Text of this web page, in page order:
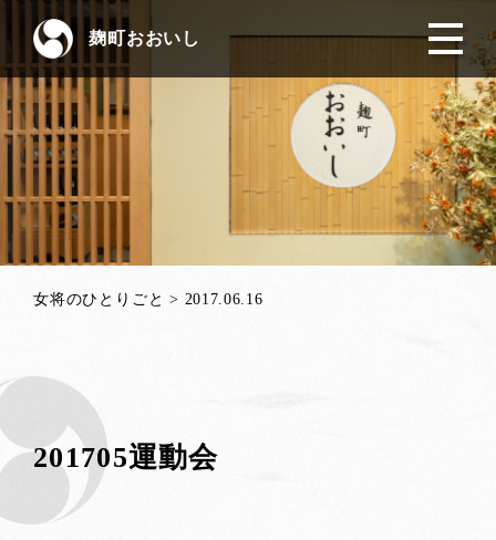
麹町おおいし
女将のひとりごと > 2017.06.16
201705運動会